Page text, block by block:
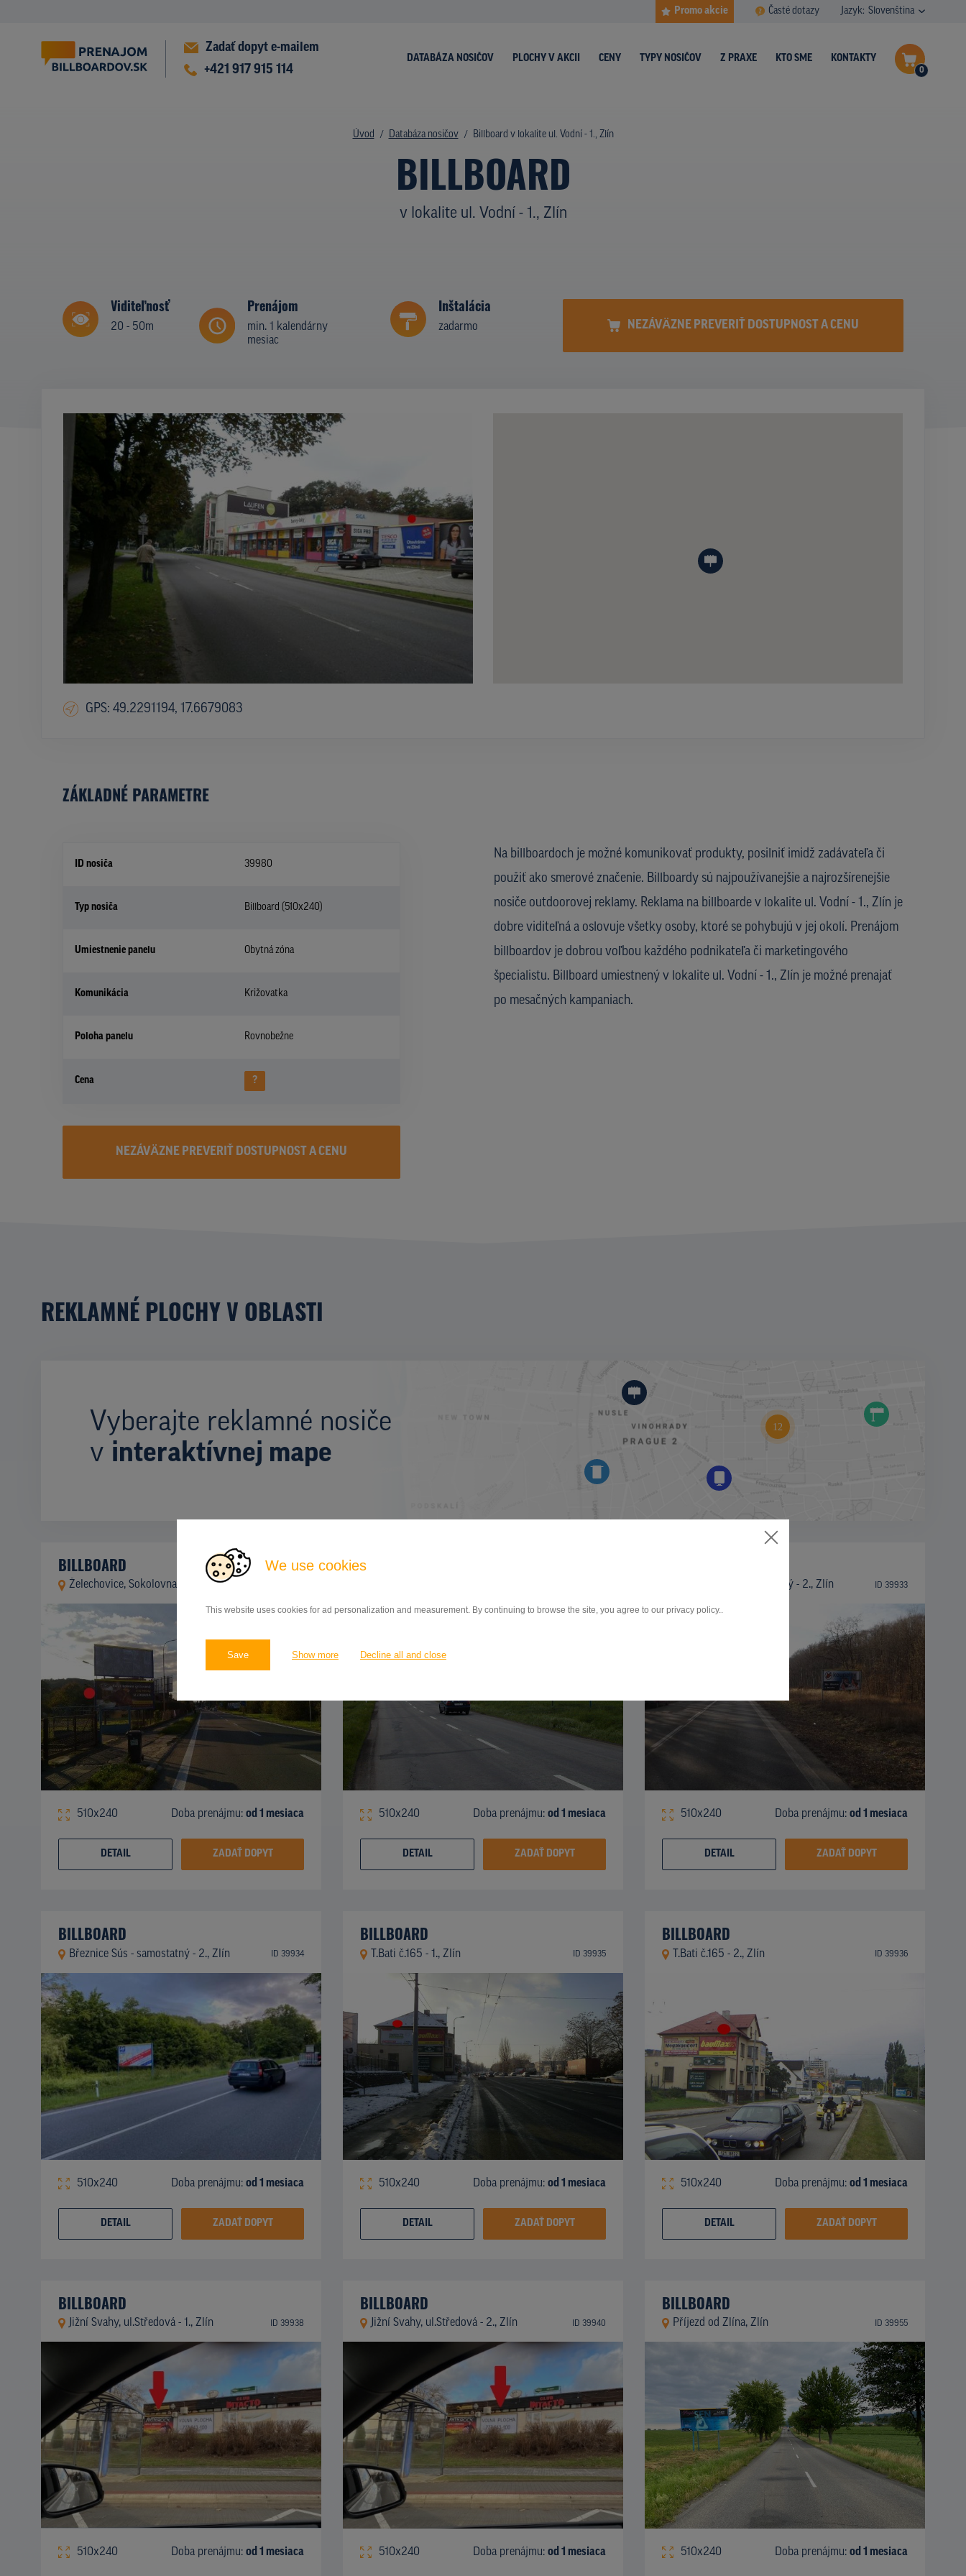
We use cookies
This website uses cookies for ad personalization and measurement. By continuing to browse the site, you agree to our privacy policy..
Save Show more Decline all and close
Promo akcie Časté dotazy Jazyk: Slovenština
Zadať dopyt e-mailem
+421 917 915 114
0
DATABÁZA NOSIČOV PLOCHY V AKCII CENY TYPY NOSIČOV Z PRAXE KTO SME KONTAKTY
Úvod Databáza nosičov Billboard v lokalite ul. Vodní - 1., Zlín
BILLBOARD
v lokalite ul. Vodní - 1., Zlín
Viditeľnosť
20 - 50m
Prenájom
min. 1 kalendárny
mesiac
Inštalácia
zadarmo NEZÁVÄZNE PREVERIŤ DOSTUPNOST A CENU
GPS: 49.2291194, 17.6679083
ZÁKLADNÉ PARAMETRE
ID nosiča 39980
Typ nosiča Billboard (510x240)
Umiestnenie panelu Obytná zóna
Komunikácia Križovatka
Poloha panelu Rovnobežne
Cena ?
Na billboardoch je možné komunikovať produkty, posilniť imidž zadávateľa či
použiť ako smerové značenie. Billboardy sú najpoužívanejšie a najrozšírenejšie
nosiče outdoorovej reklamy. Reklama na billboarde v lokalite ul. Vodní - 1., Zlín je
dobre viditeľná a oslovuje všetky osoby, ktoré se pohybujú v jej okolí. Prenájom
billboardov je dobrou voľbou každého podnikateľa či marketingového
špecialistu. Billboard umiestnený v lokalite ul. Vodní - 1., Zlín je možné prenajať
po mesačných kampaniach.
NEZÁVÄZNE PREVERIŤ DOSTUPNOST A CENU
REKLAMNÉ PLOCHY V OBLASTI
Vyberajte reklamné nosiče
v interaktívnej mape
BILLBOARD
Želechovice, Sokolovna, Zlín
510x240 Doba prenájmu: od 1 mesiaca
DETAIL ZADAŤ DOPYT
BILLBOARD
510x240 Doba prenájmu: od 1 mesiaca
DETAIL ZADAŤ DOPYT
Březnice Sús - samostatný - 2., Zlín ID 39933
510x240 Doba prenájmu: od 1 mesiaca
DETAIL ZADAŤ DOPYT
BILLBOARD
Březnice Sús - samostatný - 2., Zlín ID 39934
510x240 Doba prenájmu: od 1 mesiaca
DETAIL ZADAŤ DOPYT
BILLBOARD
T.Bati č.165 - 1., Zlín ID 39935
510x240 Doba prenájmu: od 1 mesiaca
DETAIL ZADAŤ DOPYT
BILLBOARD
T.Bati č.165 - 2., Zlín ID 39936
510x240 Doba prenájmu: od 1 mesiaca
DETAIL ZADAŤ DOPYT
BILLBOARD
Jižní Svahy, ul.Středová - 1., Zlín ID 39938
510x240 Doba prenájmu: od 1 mesiaca
BILLBOARD
Jižní Svahy, ul.Středová - 2., Zlín ID 39940
510x240 Doba prenájmu: od 1 mesiaca
BILLBOARD
Příjezd od Zlína, Zlín ID 39955
510x240 Doba prenájmu: od 1 mesiaca